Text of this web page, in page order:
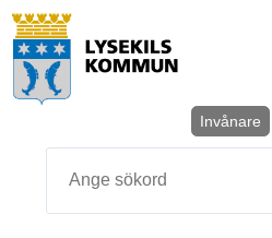
Invånare